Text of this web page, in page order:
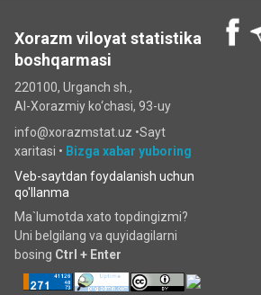
Xorazm viloyat statistika
boshqarmasi
220100, Urganch sh.,
Al-Xorazmiy ko‘chаsi, 93-uy
info@xorazmstat.uz •Sayt
xaritasi • Bizga xabar yuboring
Veb-saytdan foydalanish uchun
qo'llanma
Ma`lumotda xato topdingizmi?
Uni belgilang va quyidagilarni
bosing Ctrl + Enter